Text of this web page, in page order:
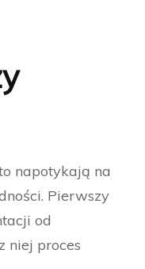
napotykają na
Pierwszy
od
niej proces